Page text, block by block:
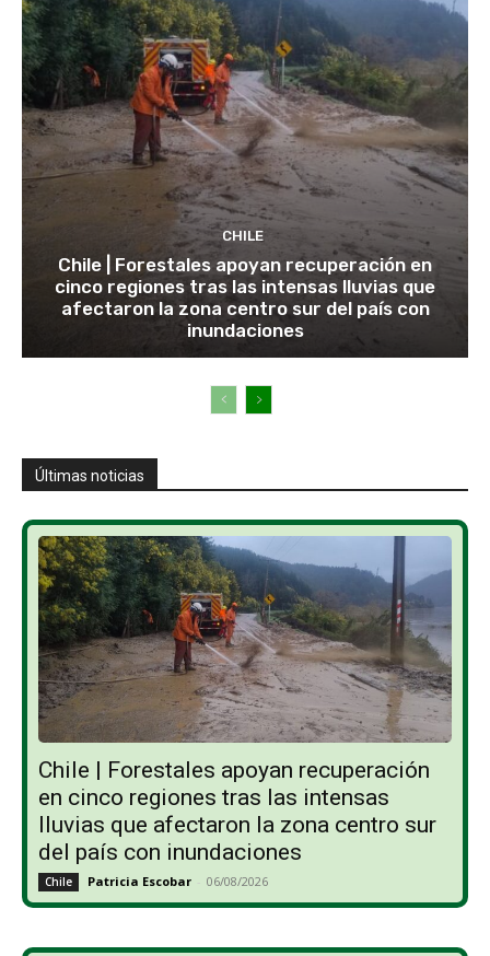
CHILE
Chile | Forestales apoyan recuperación en
cinco regiones tras las intensas lluvias que
afectaron la zona centro sur del país con
inundaciones
Últimas noticias
Chile | Forestales apoyan recuperación
en cinco regiones tras las intensas
lluvias que afectaron la zona centro sur
del país con inundaciones
Chile Patricia Escobar - 06/08/2026